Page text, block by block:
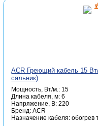
ACR Греющий кабель 15
сальник)
Мощность, Вт/м.: 15
Длина кабеля, м: 6
Напряжение, В: 220
Бренд: ACR
Назначение кабеля: обогрев